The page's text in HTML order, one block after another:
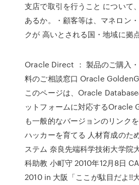
支店で取引を行うこと について
あるか。・顧客等は、マネロン
クが 高いとされる国・地域に拠
Oracle Direct ： 製品のご購入
料のご相談窓口 Oracle
このページは、Oracle
ットフォームに対応するOracle
も一般的なバージョンのリンクを
ハッカーを育てる 人材育成のた
ステム 奈良先端科学技術大学院
科助教 小町守 2010年12月8日
2010 in 大阪「ここが駄目だよ!!